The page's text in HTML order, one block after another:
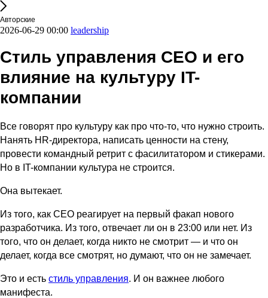
Авторские
2026-06-29 00:00 leadership
Стиль управления CEO и его
влияние на культуру IT-
компании
Все говорят про культуру как про что-то, что нужно строить.
Нанять HR-директора, написать ценности на стену,
провести командный ретрит с фасилитатором и стикерами.
Но в IT-компании культура не строится.
Она вытекает.
Из того, как CEO реагирует на первый факап нового
разработчика. Из того, отвечает ли он в 23:00 или нет. Из
того, что он делает, когда никто не смотрит — и что он
делает, когда все смотрят, но думают, что он не замечает.
Это и есть стиль управления. И он важнее любого
манифеста.